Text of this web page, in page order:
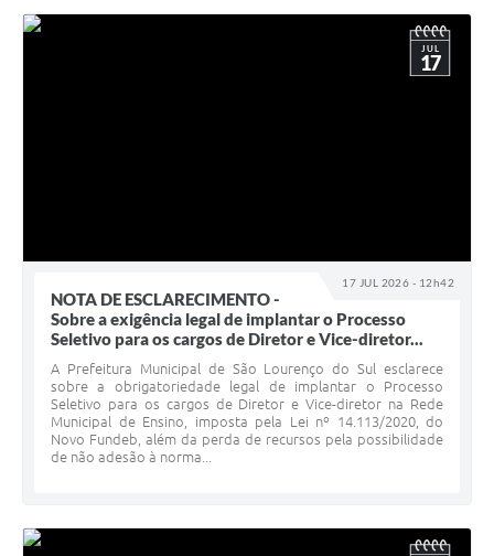
17 JUL 2026 - 12h42
JUL
17
NOTA DE ESCLARECIMENTO -
Sobre a exigência legal de implantar o Processo
Seletivo para os cargos de Diretor e Vice-diretor...
A Prefeitura Municipal de São Lourenço do Sul esclarece
sobre a obrigatoriedade legal de implantar o Processo
Seletivo para os cargos de Diretor e Vice-diretor na Rede
Municipal de Ensino, imposta pela Lei nº 14.113/2020, do
Novo Fundeb, além da perda de recursos pela possibilidade
de não adesão à norma...